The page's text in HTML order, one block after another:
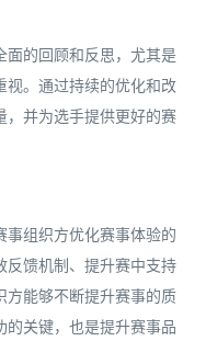
面的回顾和反思，尤其是
视。通过持续的优化和改
，并为选手提供更好的赛
事组织方优化赛事体验的
反馈机制、提升赛中支持
方能够不断提升赛事的质
关键，也是提升赛事品